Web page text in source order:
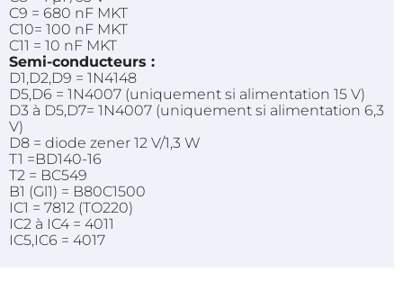
C9 = 680 nF MKT
C10= 100 nF MKT
C11 = 10 nF MKT
Semi-conducteurs :
D1,D2,D9 = 1N4148
D5,D6 = 1N4007 (uniquement si alimentation 15 V)
D3 à D5,D7= 1N4007 (uniquement si alimentation 6,3
V)
D8 = diode zener 12 V/1,3 W
T1 =BD140-16
T2 = BC549
B1 (Gl1) = B80C1500
IC1 = 7812 (TO220)
IC2 à IC4 = 4011
IC5,IC6 = 4017